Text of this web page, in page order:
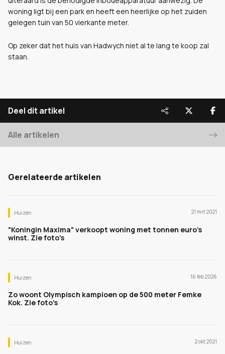
woning ligt bij een park en heeft een heerlijke op het zuiden
gelegen tuin van 50 vierkante meter.
Op zeker dat het huis van Hadwych niet al te lang te koop zal
staan.
Deel dit artikel
Alle artikelen
Gerelateerde artikelen
Huizen 21 mrt 2021
"Koningin Maxima" verkoopt woning met tonnen euro's
winst. Zie foto's
Huizen 16 feb 2026
Zo woont Olympisch kampioen op de 500 meter Femke
Kok. Zie foto's
Huizen 2 okt 2021